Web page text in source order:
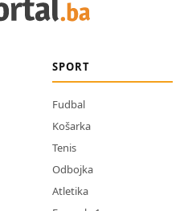
SPORT
Fudbal
Košarka
Tenis
Odbojka
Atletika